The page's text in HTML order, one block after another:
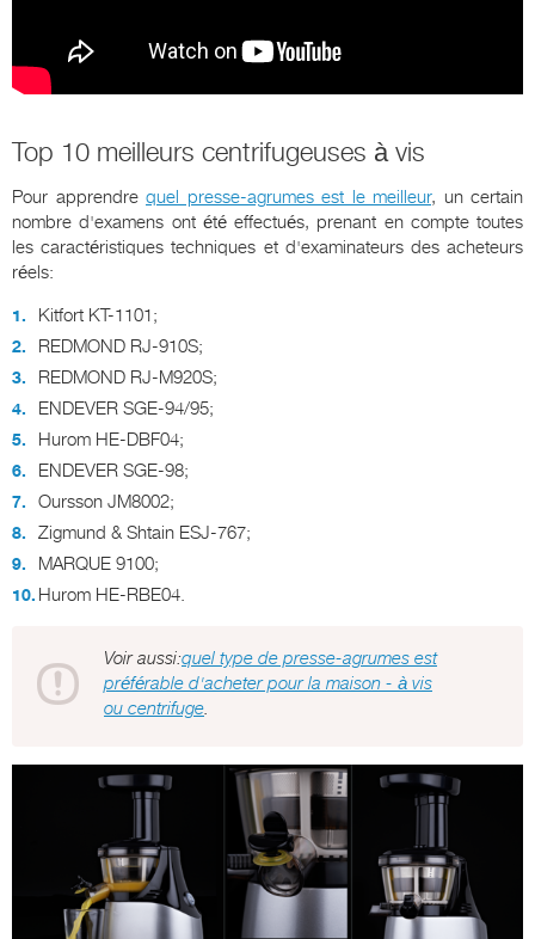
Top 10 meilleurs centrifugeuses à vis
Pour apprendre quel presse-agrumes est le meilleur, un certain
nombre d'examens ont été effectués, prenant en compte toutes
les caractéristiques techniques et d'examinateurs des acheteurs
réels:
Kitfort KT-1101;
REDMOND RJ-910S;
REDMOND RJ-M920S;
ENDEVER SGE-94/95;
Hurom HE-DBF04;
ENDEVER SGE-98;
Oursson JM8002;
Zigmund & Shtain ESJ-767;
MARQUE 9100;
Hurom HE-RBE04.
Voir aussi:quel type de presse-agrumes est
préférable d'acheter pour la maison - à vis
ou centrifuge.